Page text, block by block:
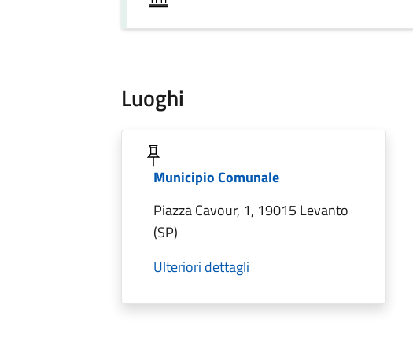
Luoghi
Municipio Comunale
Piazza Cavour, 1, 19015 Levanto
(SP)
Ulteriori dettagli